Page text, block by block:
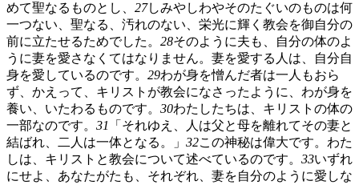
めて聖なるものとし、 27しみやしわやそのたぐいのものは何
一つない、聖なる、汚れのない、栄光に輝く教会を御自分の
前に立たせるためでした。 28そのように夫も、自分の体のよ
うに妻を愛さなくてはなりません。妻を愛する人は、自分自
身を愛しているのです。 29わが身を憎んだ者は一人もおら
ず、かえって、キリストが教会になさったように、わが身を
養い、いたわるものです。 30わたしたちは、キリストの体の
一部なのです。 31
「それゆえ、人は父と母を離れてその妻と
結ばれ、二人は一体となる。」 32この神秘は偉大です。わた
しは、キリストと教会について述べているのです。 33いずれ
にせよ、あなたがたも、それぞれ、妻を自分のように愛しな